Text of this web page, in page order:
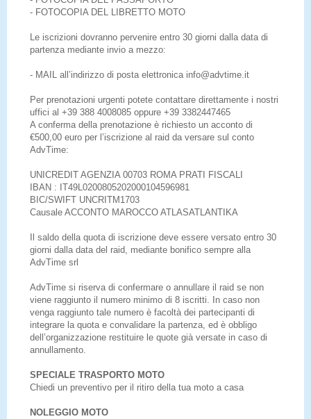
- FOTOCOPIA DEL LIBRETTO MOTO
Le iscrizioni dovranno pervenire entro 30 giorni dalla data di
partenza mediante invio a mezzo:
- MAIL all’indirizzo di posta elettronica info@advtime.it
Per prenotazioni urgenti potete contattare direttamente i nostri
uffici al +39 388 4008085 oppure +39 3382447465
A conferma della prenotazione è richiesto un acconto di
€500,00 euro per l’iscrizione al raid da versare sul conto
AdvTime:
UNICREDIT AGENZIA 00703 ROMA PRATI FISCALI
IBAN : IT49L0200805202000104596981
BIC/SWIFT UNCRITM1703
Causale ACCONTO MAROCCO ATLASATLANTIKA
Il saldo della quota di iscrizione deve essere versato entro 30
giorni dalla data del raid, mediante bonifico sempre alla
AdvTime srl
AdvTime si riserva di confermare o annullare il raid se non
viene raggiunto il numero minimo di 8 iscritti. In caso non
venga raggiunto tale numero è facoltà dei partecipanti di
integrare la quota e convalidare la partenza, ed è obbligo
dell’organizzazione restituire le quote già versate in caso di
annullamento.
SPECIALE TRASPORTO MOTO
Chiedi un preventivo per il ritiro della tua moto a casa
NOLEGGIO MOTO